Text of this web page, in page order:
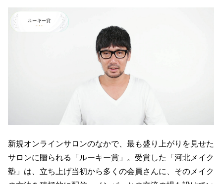
新規オンラインサロンのなかで、最も盛り上がりを見せた
サロンに贈られる「ルーキー賞」。受賞した「河北メイク
塾」は、立ち上げ当初から多くの会員さんに、そのメイク